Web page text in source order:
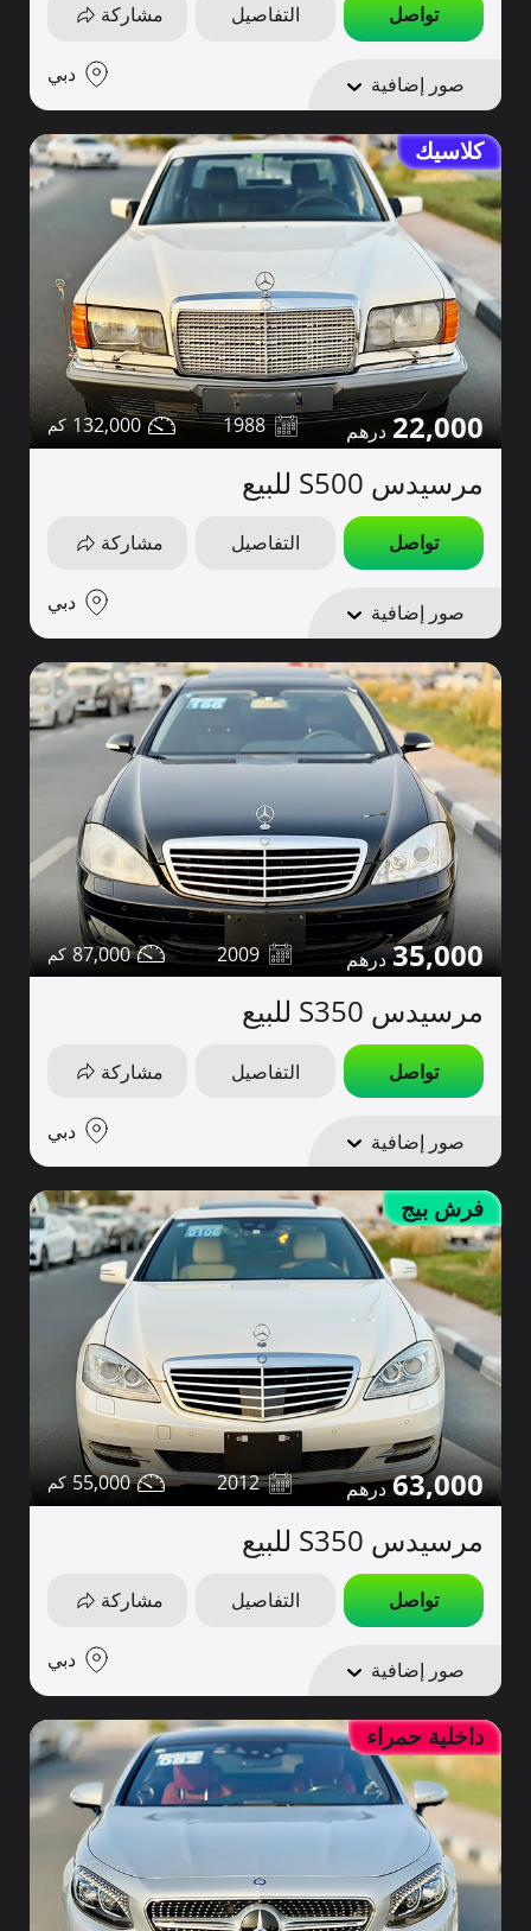
تواصل التفاصيل مشاركة
صور إضافية دبي
كلاسيك
22,000
1988
132,000
مرسيدس S500 للبيع
تواصل التفاصيل مشاركة
صور إضافية دبي
35,000
2009
87,000
مرسيدس S350 للبيع
تواصل التفاصيل مشاركة
صور إضافية دبي
فرش بيج
63,000
2012
55,000
مرسيدس S350 للبيع
تواصل التفاصيل مشاركة
صور إضافية دبي
داخلية حمراء